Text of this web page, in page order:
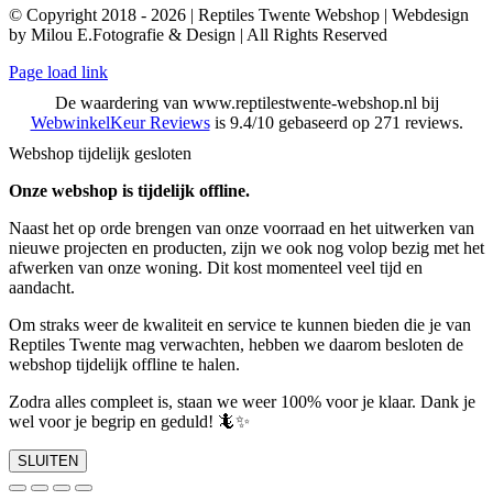
© Copyright 2018 - 2026 | Reptiles Twente Webshop | Webdesign
by Milou E.Fotografie & Design | All Rights Reserved
Page load link
De waardering van www.reptilestwente-webshop.nl bij
WebwinkelKeur Reviewsis 9.4/10 gebaseerd op 271 reviews.
Webshop tijdelijk gesloten
Onze webshop is tijdelijk offline.
Naast het op orde brengen van onze voorraad en het uitwerken van
nieuwe projecten en producten, zijn we ook nog volop bezig met het
afwerken van onze woning. Dit kost momenteel veel tijd en
aandacht.
Om straks weer de kwaliteit en service te kunnen bieden die je van
Reptiles Twente mag verwachten, hebben we daarom besloten de
webshop tijdelijk offline te halen.
Zodra alles compleet is, staan we weer 100% voor je klaar. Dank je
wel voor je begrip en geduld! 🦎✨
SLUITEN